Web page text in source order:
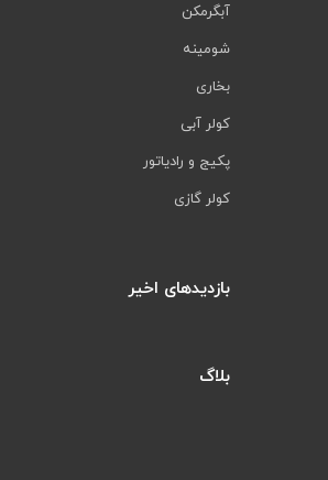
آبگرمکن
شومینه
بخاری
کولر آبی
پکیج و رادیاتور
کولر گازی
بازدیدهای اخیر
بلاگ